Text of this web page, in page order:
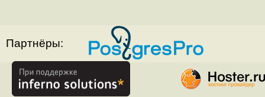
Партнёры: